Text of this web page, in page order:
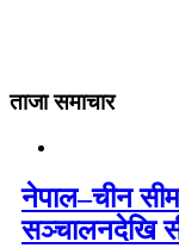
ताजा समाचार
नेपाल–चीन
सञ्चालनदेखि